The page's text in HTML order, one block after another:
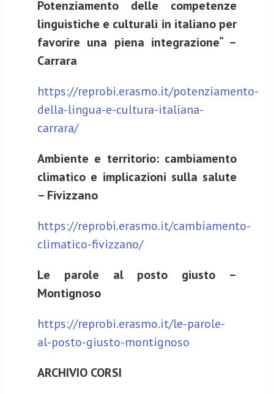
Potenziamento delle competenze
linguistiche e culturali in italiano per
favorire una piena integrazione“ –
Carrara
https://reprobi.erasmo.it/potenziamento-
della-lingua-e-cultura-italiana-
carrara/
Ambiente e territorio: cambiamento
climatico e implicazioni sulla salute
– Fivizzano
https://reprobi.erasmo.it/cambiamento-
climatico-fivizzano/
Le parole al posto giusto –
Montignoso
https://reprobi.erasmo.it/le-parole-
al-posto-giusto-montignoso
ARCHIVIO CORSI